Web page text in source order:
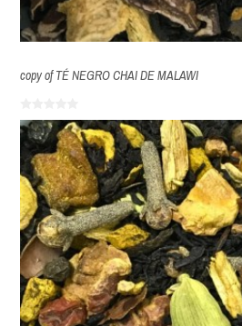
copy of TÉ NEGRO CHAI DE MALAWI